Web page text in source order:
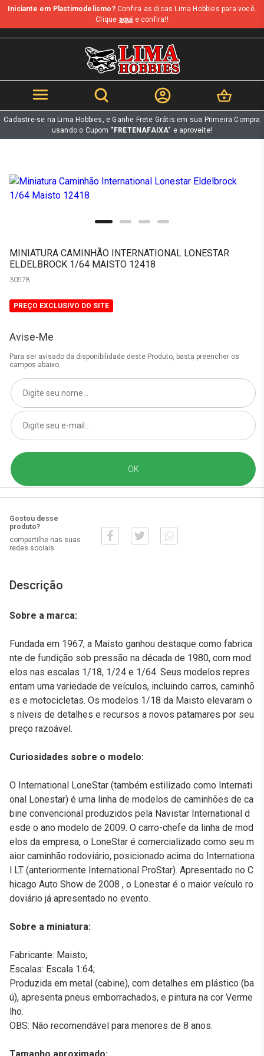
b
Iniciante em Plastimodelismo?Confira as dicas Lima Hobbies para você.
Clique aqui e confira!!
Cadastre-se na Lima Hobbies, e Ganhe Frete Grátis em sua Primeira Compra
usando o Cupom "FRETENAFAIXA" e aproveite!
MINIATURA CAMINHÃO INTERNATIONAL LONESTAR
ELDELBROCK 1/64 MAISTO 12418
30578
PREÇO EXCLUSIVO DO SITE
Avise-Me
Para ser avisado da disponibilidade deste Produto, basta preencher os
campos abaixo.
Gostou desse
produto?
compartilhe nas suas
redes sociais
Descrição
Sobre a marca:
Fundada em 1967, a Maisto ganhou destaque como fabrica
nte de fundição sob pressão na década de 1980, com mod
elos nas escalas 1/18, 1/24 e 1/64. Seus modelos repres
entam uma variedade de veículos, incluindo carros, caminhõ
es e motocicletas. Os modelos 1/18 da Maisto elevaram o
s níveis de detalhes e recursos a novos patamares por seu
preço razoável.
Curiosidades sobre o modelo:
O International LoneStar (também estilizado como Internati
onal Lonestar) é uma linha de modelos de caminhões de ca
bine convencional produzidos pela Navistar International d
esde o ano modelo de 2009. O carro-chefe da linha de mod
elos da empresa, o LoneStar é comercializado como seu m
aior caminhão rodoviário, posicionado acima do Internationa
l LT (anteriormente International ProStar). Apresentado no C
hicago Auto Show de 2008 , o Lonestar é o maior veículo ro
doviário já apresentado no evento.
Sobre a miniatura:
Fabricante: Maisto;
Escalas: Escala 1:64;
Produzida em metal (cabine), com detalhes em plástico (ba
ú), apresenta pneus emborrachados, e pintura na cor Verme
lho.
OBS: Não recomendável para menores de 8 anos.